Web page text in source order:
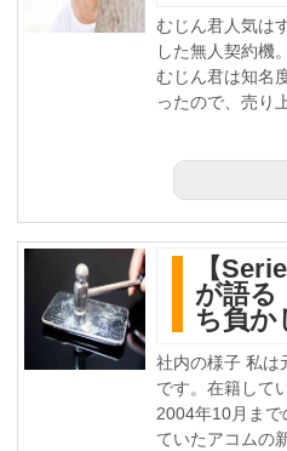
むじん君人気は
した無人契約機
むじん君は知名
ったので、売り
【
が語る
ち負か
社内の様子 私は
です。在籍して
2004年10月まで
ていたアコムの